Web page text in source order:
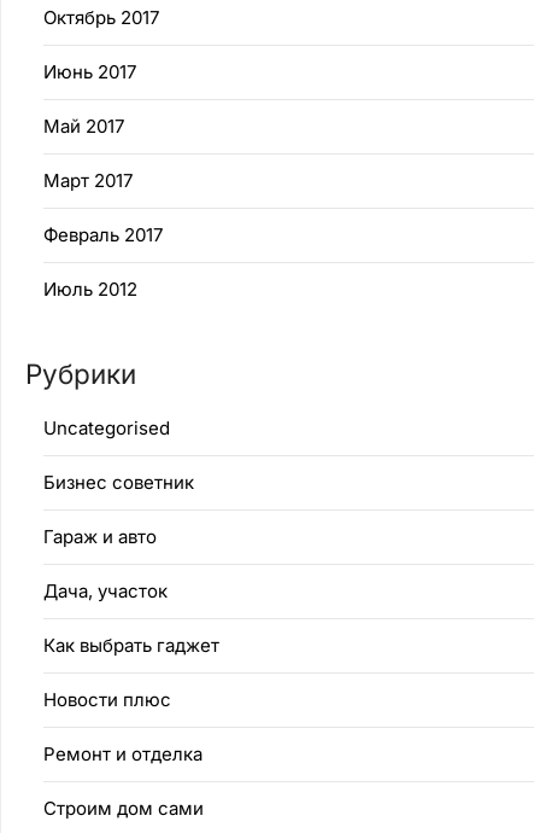
Октябрь 2017
Июнь 2017
Май 2017
Март 2017
Февраль 2017
Июль 2012
Рубрики
Uncategorised
Бизнес советник
Гараж и авто
Дача, участок
Как выбрать гаджет
Новости плюс
Ремонт и отделка
Строим дом сами